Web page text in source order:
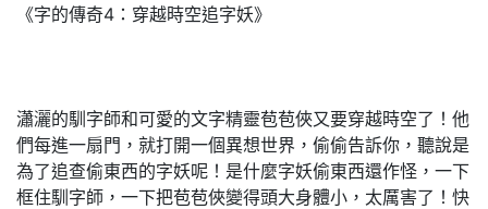
《字的傳奇4：穿越時空追字妖》
瀟灑的馴字師和可愛的文字精靈苞苞俠又要穿越時空了！他
們每進一扇門，就打開一個異想世界，偷偷告訴你，聽說是
為了追查偷東西的字妖呢！是什麼字妖偷東西還作怪，一下
框住馴字師，一下把苞苞俠變得頭大身體小，太厲害了！快